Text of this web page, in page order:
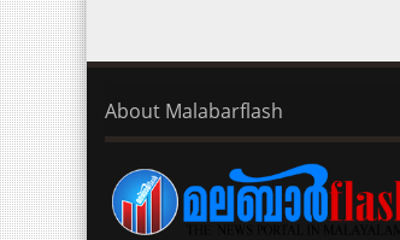
About Malabarflash